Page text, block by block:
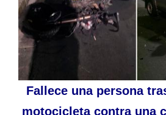
Fallece una persona
motocicleta contra una